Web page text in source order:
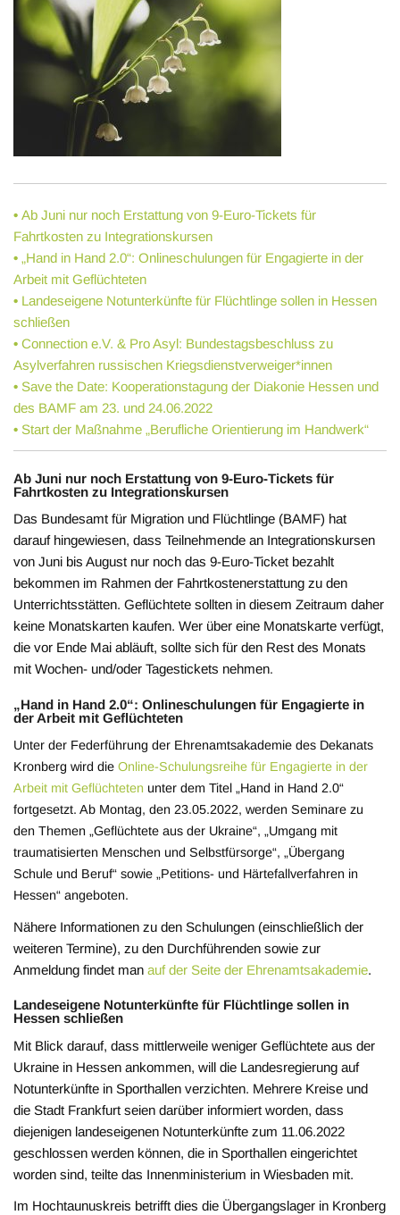
•Ab Juni nur noch Erstattung von 9-Euro-Tickets für
Fahrtkosten zu Integrationskursen
• „Hand in Hand 2.0“: Onlineschulungen für Engagierte in der
Arbeit mit Geflüchteten
• Landeseigene Notunterkünfte für Flüchtlinge sollen in Hessen
schließen
• Connection e.V. & Pro Asyl: Bundestagsbeschluss zu
Asylverfahren russischen Kriegsdienstverweiger*innen
• Save the Date: Kooperationstagung der Diakonie Hessen und
des BAMF am 23. und 24.06.2022
• Start der Maßnahme „Berufliche Orientierung im Handwerk“
Ab Juni nur noch Erstattung von 9-Euro-Tickets für
Fahrtkosten zu Integrationskursen
Das Bundesamt für Migration und Flüchtlinge (BAMF) hat
darauf hingewiesen, dass Teilnehmende an Integrationskursen
von Juni bis August nur noch das 9-Euro-Ticket bezahlt
bekommen im Rahmen der Fahrtkostenerstattung zu den
Unterrichtsstätten. Geflüchtete sollten in diesem Zeitraum daher
keine Monatskarten kaufen. Wer über eine Monatskarte verfügt,
die vor Ende Mai abläuft, sollte sich für den Rest des Monats
mit Wochen- und/oder Tagestickets nehmen.
„Hand in Hand 2.0“: Onlineschulungen für Engagierte in
der Arbeit mit Geflüchteten
Unter der Federführung der Ehrenamtsakademie des Dekanats
Kronberg wird dieOnline-Schulungsreihe für Engagierte in der
Arbeit mit Geflüchteten unter dem Titel „Hand in Hand 2.0“
fortgesetzt. Ab Montag, den 23.05.2022, werden Seminare zu
den Themen „Geflüchtete aus der Ukraine“, „Umgang mit
traumatisierten Menschen und Selbstfürsorge“, „Übergang
Schule und Beruf“ sowie „Petitions- und Härtefallverfahren in
Hessen“ angeboten.
Nähere Informationen zu den Schulungen (einschließlich der
weiteren Termine), zu den Durchführenden sowie zur
Anmeldung findet manauf der Seite der Ehrenamtsakademie.
Landeseigene Notunterkünfte für Flüchtlinge sollen in
Hessen schließen
Mit Blick darauf, dass mittlerweile weniger Geflüchtete aus der
Ukraine in Hessen ankommen, will die Landesregierung auf
Notunterkünfte in Sporthallen verzichten. Mehrere Kreise und
die Stadt Frankfurt seien darüber informiert worden, dass
diejenigen landeseigenen Notunterkünfte zum 11.06.2022
geschlossen werden können, die in Sporthallen eingerichtet
worden sind, teilte das Innenministerium in Wiesbaden mit.
Im Hochtaunuskreis betrifft dies die Übergangslager in Kronberg